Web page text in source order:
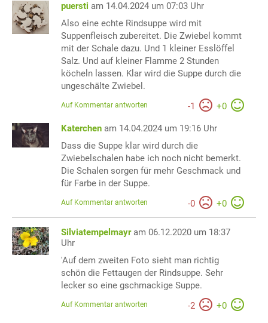
puersti am 14.04.2024 um 07:03 Uhr
Also eine echte Rindsuppe wird mit
Suppenfleisch zubereitet. Die Zwiebel kommt
mit der Schale dazu. Und 1 kleiner Esslöffel
Salz. Und auf kleiner Flamme 2 Stunden
köcheln lassen. Klar wird die Suppe durch die
ungeschälte Zwiebel.
-1 +0
Auf Kommentar antworten
Katerchen am 14.04.2024 um 19:16 Uhr
Dass die Suppe klar wird durch die
Zwiebelschalen habe ich noch nicht bemerkt.
Die Schalen sorgen für mehr Geschmack und
für Farbe in der Suppe.
-0 +0
Auf Kommentar antworten
Silviatempelmayr am 06.12.2020 um 18:37
Uhr
'Auf dem zweiten Foto sieht man richtig
schön die Fettaugen der Rindsuppe. Sehr
lecker so eine gschmackige Suppe.
-2 +0
Auf Kommentar antworten